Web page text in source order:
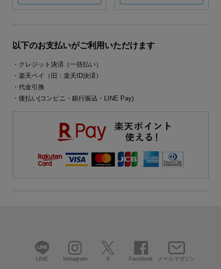
以下のお支払いがご利用いただけます
・クレジット決済（一括払い）
・楽天ペイ（旧：楽天ID決済）
・代金引換
・後払い(コンビニ・銀行振込・LINE Pay)
LINE Instagram X Facebook メールマガジン